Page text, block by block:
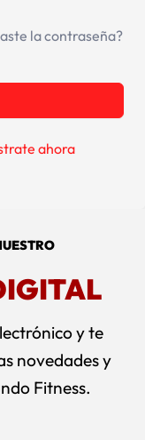
la contraseña?
ahora
y te
novedades y
Fitness.